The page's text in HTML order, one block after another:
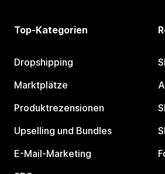
Top-Kategorien
Dropshipping
Marktplätze
Produktrezensionen
Upselling und Bundles
E-Mail-Marketing